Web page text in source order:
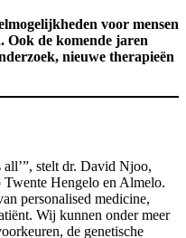
voor mensen
Ook de komende jaren
nieuwe therapieën
all’”, stelt dr. David Njoo,
Hengelo en Almelo.
personalised medicine,
Wij kunnen onder meer
de genetische